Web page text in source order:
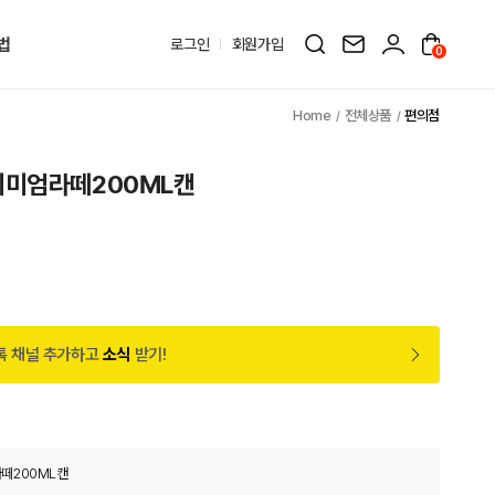
로그인 회원가입 0
전체상품 편의점
미엄라떼200ML캔
채널 추가하고소식 받기!
떼200ML캔